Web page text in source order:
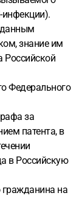
знание им
Российской
Федерального
за
патента, в
в Российскую
гражданина на